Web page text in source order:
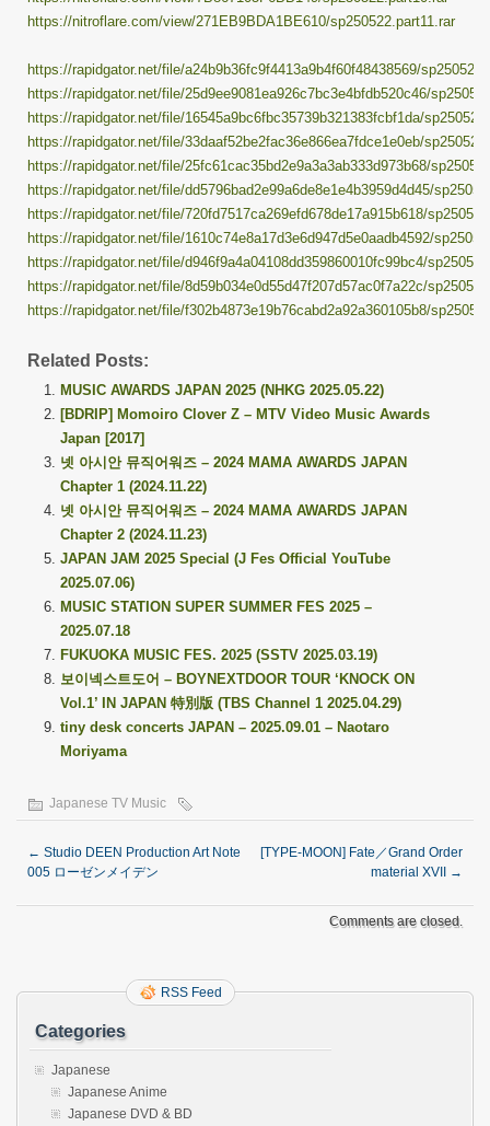
https://nitroflare.com/view/271EB9BDA1BE610/sp250522.part11.rar
https://rapidgator.net/file/a24b9b36fc9f4413a9b4f60f48438569/
https://rapidgator.net/file/25d9ee9081ea926c7bc3e4bfdb520c46/
https://rapidgator.net/file/16545a9bc6fbc35739b321383fcbf1da/
https://rapidgator.net/file/33daaf52be2fac36e866ea7fdce1e0eb/
https://rapidgator.net/file/25fc61cac35bd2e9a3a3ab333d973b68/
https://rapidgator.net/file/dd5796bad2e99a6de8e1e4b3959d4d45/
https://rapidgator.net/file/720fd7517ca269efd678de17a915b618/
https://rapidgator.net/file/1610c74e8a17d3e6d947d5e0aadb4592/
https://rapidgator.net/file/d946f9a4a04108dd359860010fc99bc4/
https://rapidgator.net/file/8d59b034e0d55d47f207d57ac0f7a22c/
https://rapidgator.net/file/f302b4873e19b76cabd2a92a360105b8/
Related Posts:
MUSIC AWARDS JAPAN 2025 (NHKG 2025.05.22)
[BDRIP] Momoiro Clover Z – MTV Video Music Awards
Japan [2017]
넷 아시안 뮤직어워즈 – 2024 MAMA AWARDS JAPAN
Chapter 1 (2024.11.22)
넷 아시안 뮤직어워즈 – 2024 MAMA AWARDS JAPAN
Chapter 2 (2024.11.23)
JAPAN JAM 2025 Special (J Fes Official YouTube
2025.07.06)
MUSIC STATION SUPER SUMMER FES 2025 –
2025.07.18
FUKUOKA MUSIC FES. 2025 (SSTV 2025.03.19)
보이넥스트도어 – BOYNEXTDOOR TOUR ‘KNOCK ON
Vol.1’ IN JAPAN 特別版 (TBS Channel 1 2025.04.29)
tiny desk concerts JAPAN – 2025.09.01 – Naotaro
Moriyama
Japanese TV Music
← Studio DEEN Production Art Note
005 ローゼンメイデン
[TYPE-MOON] Fate／Grand Order
material XVII →
Comments are closed.
RSS Feed
Categories
Japanese
Japanese Anime
Japanese DVD & BD